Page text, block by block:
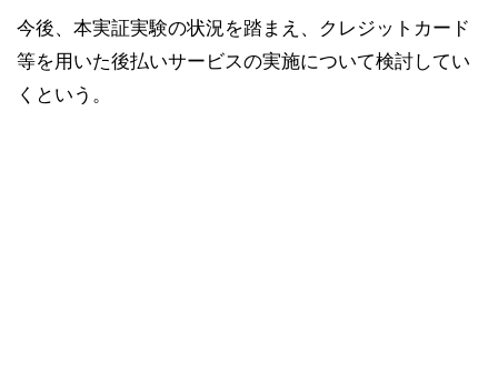
今後、本実証実験の状況を踏まえ、クレジットカード
等を用いた後払いサービスの実施について検討してい
くという。